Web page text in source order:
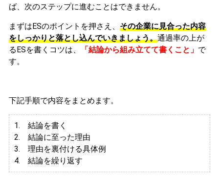
ば、次のステップに進むことはできません。
まずはESのポイントを押さえ、 その企業に見合った内容
をしっかりと落とし込んでいきましょう。通過率の上が
るESを書くコツは、
「結論から組み立てて書くこと」 で
す。
下記手順で内容をまとめます。
1. 結論を書く
2. 結論に至った理由
3. 理由を裏付ける具体例
4. 結論を繰り返す